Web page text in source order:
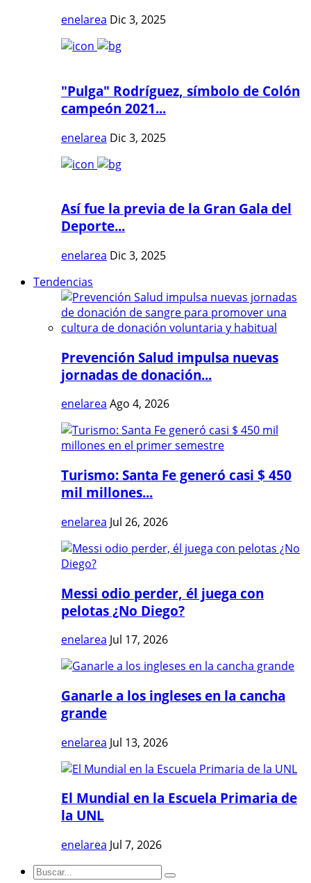
enelarea Dic 3, 2025
"Pulga" Rodríguez, símbolo de Colón
campeón 2021...
enelarea Dic 3, 2025
Así fue la previa de la Gran Gala del
Deporte...
enelarea Dic 3, 2025
Tendencias
Prevención Salud impulsa nuevas
jornadas de donación...
enelarea Ago 4, 2026
Turismo: Santa Fe generó casi $ 450
mil millones...
enelarea Jul 26, 2026
Messi odio perder, él juega con
pelotas ¿No Diego?
enelarea Jul 17, 2026
Ganarle a los ingleses en la cancha
grande
enelarea Jul 13, 2026
El Mundial en la Escuela Primaria de
la UNL
enelarea Jul 7, 2026